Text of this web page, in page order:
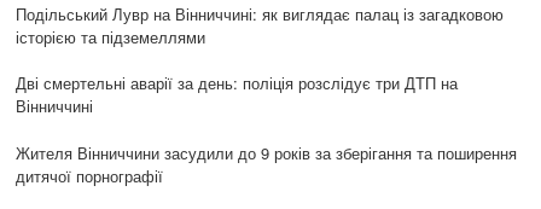
Подільський Лувр на Вінниччині: як виглядає палац із загадковою
історією та підземеллями
Дві смертельні аварії за день: поліція розслідує три ДТП на
Вінниччині
Жителя Вінниччини засудили до 9 років за зберігання та поширення
дитячої порнографії